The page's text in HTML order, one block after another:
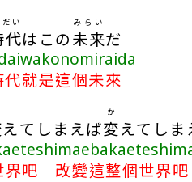
代
い
はこの未来
みらい
だ
代就是這個未來
えてしまえば変
か
えてしま
界吧 改變這整個世界吧